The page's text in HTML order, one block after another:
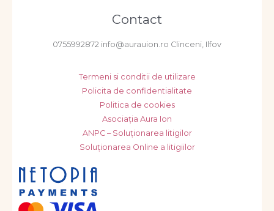
Contact
0755992872 info@aurauion.ro Clinceni, Ilfov
Termeni si conditii de utilizare
Policita de confidentialitate
Politica de cookies
Asociația Aura Ion
ANPC – Soluționarea litigilor
Soluționarea Online a litigiilor